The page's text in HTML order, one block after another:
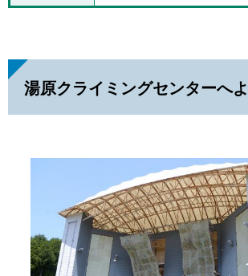
湯原クライミングセンターへ